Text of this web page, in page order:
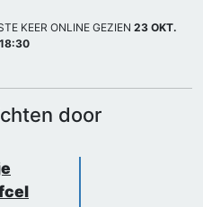
KEER ONLINE GEZIEN 23 OKT.
door